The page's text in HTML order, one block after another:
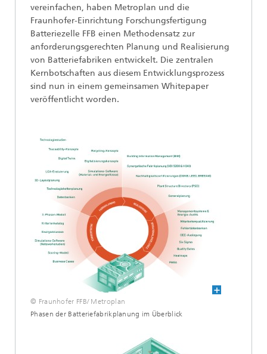
vereinfachen, haben Metroplan und die
Fraunhofer-Einrichtung Forschungsfertigung
Batteriezelle FFB einen Methodensatz zur
anforderungsgerechten Planung und Realisierung
von Batteriefabriken entwickelt. Die zentralen
Kernbotschaften aus diesem Entwicklungsprozess
sind nun in einem gemeinsamen Whitepaper
veröffentlicht worden.
© Fraunhofer FFB/ Metroplan
Phasen der Batteriefabrikplanung im Überblick